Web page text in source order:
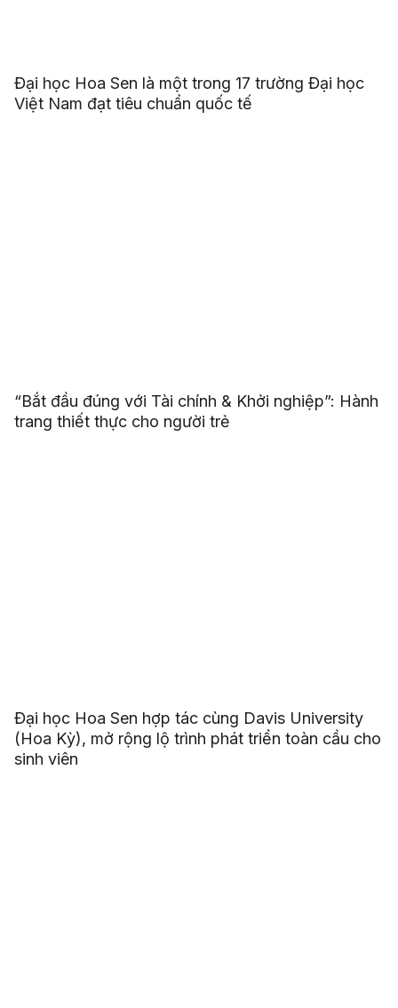
Đại học Hoa Sen là một trong 17 trường Đại học
Việt Nam đạt tiêu chuẩn quốc tế
“Bắt đầu đúng với Tài chính & Khởi nghiệp”: Hành
trang thiết thực cho người trẻ
Đại học Hoa Sen hợp tác cùng Davis University
(Hoa Kỳ), mở rộng lộ trình phát triển toàn cầu cho
sinh viên